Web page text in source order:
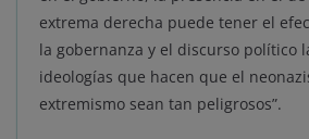
extrema derecha puede tener el
la gobernanza y el discurso político
ideologías que hacen que el
extremismo sean tan peligrosos”.